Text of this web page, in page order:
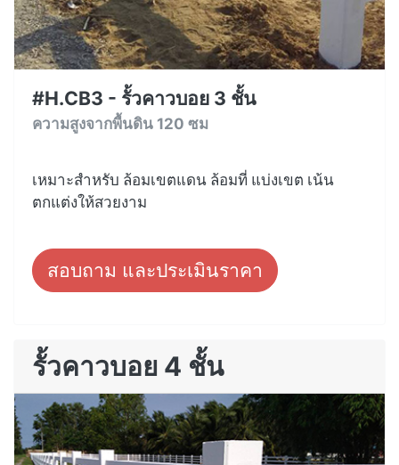
#H.CB3 - รั้วคาวบอย 3 ชั้น
ความสูงจากพื้นดิน 120 ซม
เหมาะสำหรับ ล้อมเขตแดน ล้อมที่ แบ่งเขต เน้น
ตกแต่งให้สวยงาม
สอบถาม และประเมินราคา
รั้วคาวบอย 4 ชั้น